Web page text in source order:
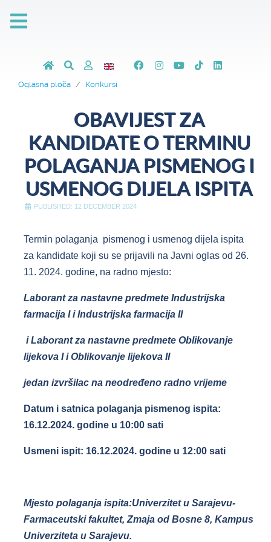
Oglasna ploča Konkursi
OBAVIJEST ZA
KANDIDATE O TERMINU
POLAGANJA PISMENOG I
USMENOG DIJELA ISPITA
PUBLISHED: 12 DECEMBER 2024
Termin polaganja pismenog i usmenog dijela ispita
za kandidate koji su se prijavili na Javni oglas od 26.
11. 2024. godine, na radno mjesto:
Laborant za nastavne predmete Industrijska
farmacija I i Industrijska farmacija II
i Laborant za nastavne predmete Oblikovanje
lijekova I i Oblikovanje lijekova II
jedan izvršilac na neodređeno radno vrijeme
Datum i satnica polaganja pismenog ispita:
16.12.2024. godine u 10:00 sati
Usmeni ispit: 16.12.2024. godine u 12:00 sati
Mjesto polaganja ispita:Univerzitet u Sarajevu-
Farmaceutski fakultet, Zmaja od Bosne 8, Kampus
Univerziteta u Sarajevu.